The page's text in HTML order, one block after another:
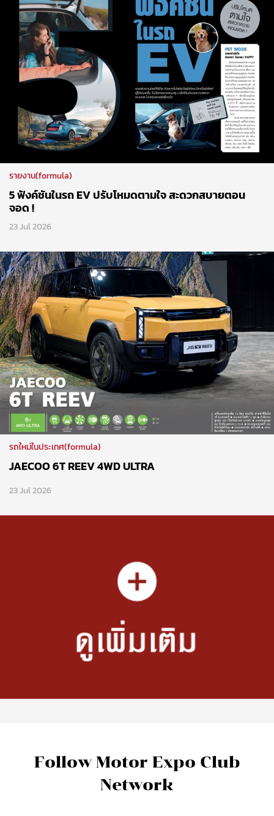
รายงาน(formula)
5 ฟังค์ชันในรถ EV ปรับโหมดตามใจ สะดวกสบายตอน
จอด !
23 Jul 2026
รถใหม่ในประเทศ(formula)
JAECOO 6T REEV 4WD ULTRA
23 Jul 2026
Follow Motor Expo Club
Network